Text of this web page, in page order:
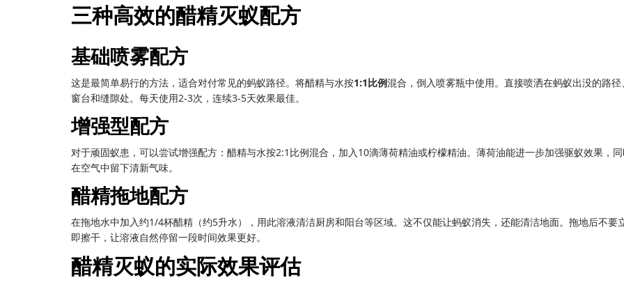
三种高效的醋精灭蚁配方
基础喷雾配方
这是最简单易行的方法，适合对付常见的蚂蚁路径。将醋精与水按1:1比例混合，倒入喷雾瓶中使用。直接喷洒在蚂蚁出没的路径、
窗台和缝隙处。每天使用2-3次，连续3-5天效果最佳。
增强型配方
对于顽固蚁患，可以尝试增强配方：醋精与水按2:1比例混合，加入10滴薄荷精油或柠檬精油。薄荷油能进一步加强驱蚁效果，
在空气中留下清新气味。
醋精拖地配方
在拖地水中加入约1/4杯醋精（约5升水），用此溶液清洁厨房和阳台等区域。这不仅能让蚂蚁消失，还能清洁地面。拖地后不要
即擦干，让溶液自然停留一段时间效果更好。
醋精灭蚁的实际效果评估